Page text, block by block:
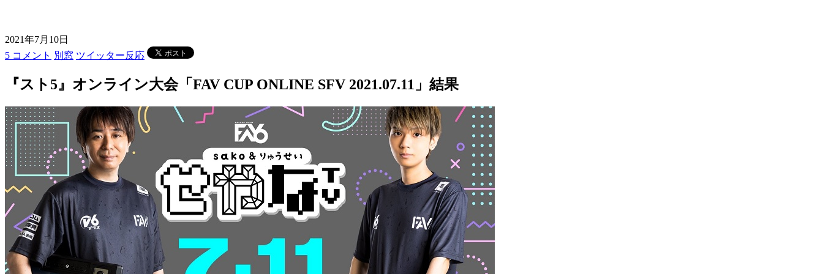
2021年7月10日
5 コメント 別窓 ツイッター反応
『スト5』オンライン大会「FAV CUP ONLINE SFV 2021.07.11」結果